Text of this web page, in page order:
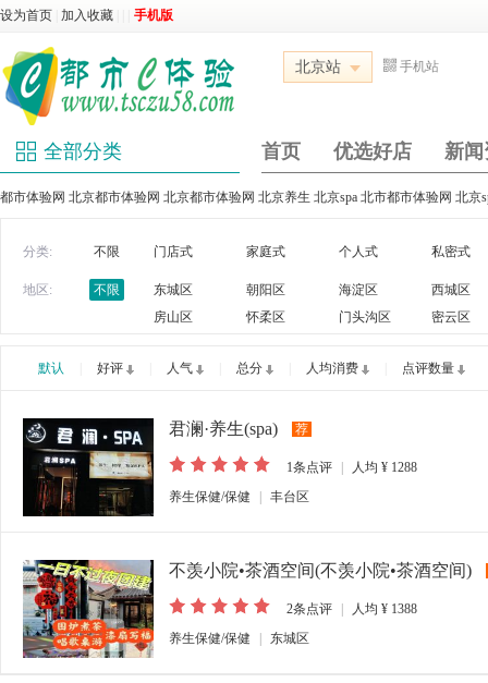
设为首页 加入收藏 手机版
北京站 手机站
全部分类 首页 优选好店 新闻
都市体验网 北京都市体验网 北京都市体验网 北京养生 北京spa 北市都市体验网 北京
分类: 不限 门店式 家庭式 个人式 私密式
地区: 不限 东城区 朝阳区 海淀区
西城区
房山区
怀柔区 门头沟区 密云区
默认 好评 人气 总分 人均消费 点评数量
君澜·养生(spa) 荐
1条点评 人均 ¥ 1288
养生保健/保健
丰台区
不羡小院•茶酒空间(不羡小院•茶酒空间)
2条点评 人均 ¥ 1388
养生保健/保健
东城区